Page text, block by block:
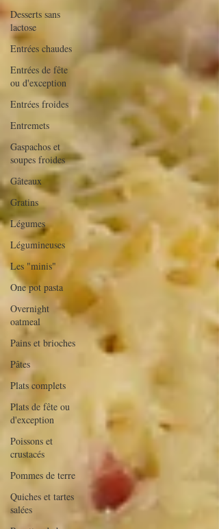
Desserts sans
lactose
Entrées chaudes
Entrées de fête
ou d'exception
Entrées froides
Entremets
Gaspachos et
soupes froides
Gâteaux
Gratins
Légumes
Légumineuses
Les "minis"
One pot pasta
Overnight
oatmeal
Pains et brioches
Pâtes
Plats complets
Plats de fête ou
d'exception
Poissons et
crustacés
Pommes de terre
Quiches et tartes
salées